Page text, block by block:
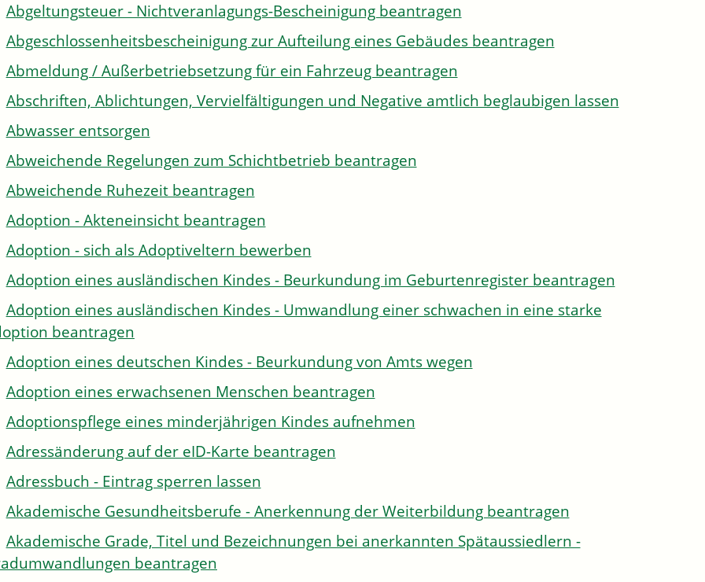
Abgeltungsteuer - Nichtveranlagungs-Bescheinigung beantragen
Abgeschlossenheitsbescheinigung zur Aufteilung eines Gebäudes beantragen
Abmeldung / Außerbetriebsetzung für ein Fahrzeug beantragen
Abschriften, Ablichtungen, Vervielfältigungen und Negative amtlich beglaubigen lassen
Abwasser entsorgen
Abweichende Regelungen zum Schichtbetrieb beantragen
Abweichende Ruhezeit beantragen
Adoption - Akteneinsicht beantragen
Adoption - sich als Adoptiveltern bewerben
Adoption eines ausländischen Kindes - Beurkundung im Geburtenregister beantragen
Adoption eines ausländischen Kindes - Umwandlung einer schwachen in eine starke
beantragen
Adoption eines deutschen Kindes - Beurkundung von Amts wegen
Adoption eines erwachsenen Menschen beantragen
Adoptionspflege eines minderjährigen Kindes aufnehmen
Adressänderung auf der eID-Karte beantragen
Adressbuch - Eintrag sperren lassen
Akademische Gesundheitsberufe - Anerkennung der Weiterbildung beantragen
Akademische Grade, Titel und Bezeichnungen bei anerkannten Spätaussiedlern -
beantragen